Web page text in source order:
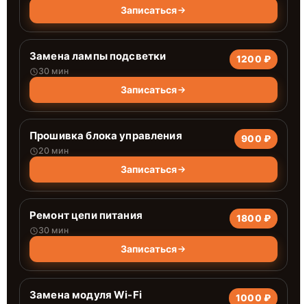
Записаться
Замена лампы подсветки
30 мин
1200 ₽
Записаться
Прошивка блока управления
20 мин
900 ₽
Записаться
Ремонт цепи питания
30 мин
1800 ₽
Записаться
Замена модуля Wi-Fi 1000 ₽